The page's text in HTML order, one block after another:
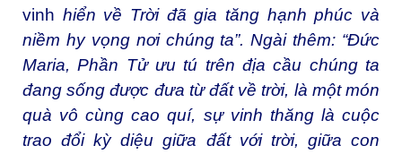
vinh hiển về Trời đã gia tăng hạnh phúc và
niềm hy vọng nơi chúng ta”. Ngài thêm: “Đức
Maria, Phần Tử ưutú trên địa cầu chúng ta
đang sống được đưa từ đất về trời, là một món
quà vô cùng cao quí, sự vinh thăng là cuộc
trao đổi kỳ diệu giữa đất với trời, giữa con